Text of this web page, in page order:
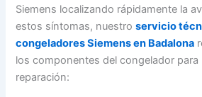
Siemens localizando rápidamente la
estos síntomas, nuestroservicio
congeladores Siemens en Badalona
los componentes del congelador para
reparación: